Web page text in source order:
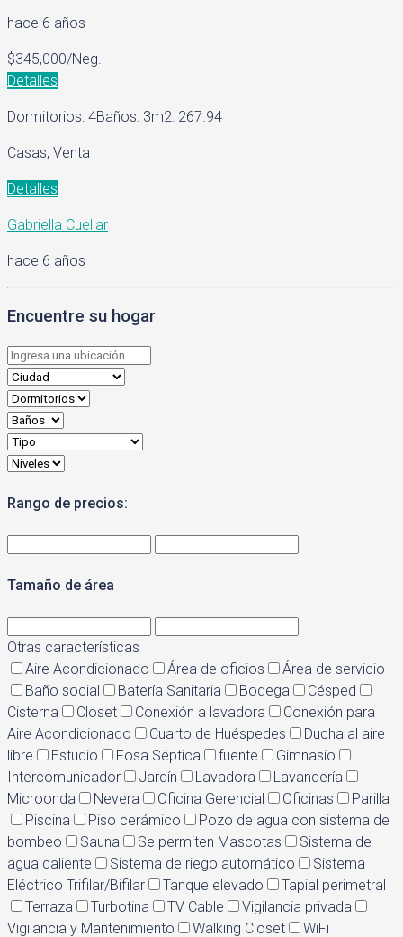
hace 6 años
$345,000/Neg.
Detalles
Dormitorios: 4Baños: 3m2: 267.94
Casas, Venta
Detalles
Gabriella Cuellar
hace 6 años
Encuentre su hogar
Rango de precios:
Tamaño de área
Otras características
Aire Acondicionado
Área de oficios
Área de servicio
Baño social
Batería Sanitaria Bodega
Césped
Cisterna
Closet Conexión a lavadora
Conexión para
Aire Acondicionado
Cuarto de Huéspedes
Ducha al aire
libre
Estudio Fosa Séptica fuente
Gimnasio
Intercomunicador
Jardín Lavadora
Lavandería
Microonda
Nevera Oficina Gerencial Oficinas
Parilla
Piscina
Piso cerámico
Pozo de agua con sistema de
bombeo
Sauna Se permiten Mascotas
Sistema de
agua caliente
Sistema de riego automático
Sistema
Eléctrico Trifilar/Bifilar
Tanque elevado
Tapial perimetral
Terraza
Turbotina TV Cable
Vigilancia privada
Vigilancia y Mantenimiento
Walking Closet WiFi